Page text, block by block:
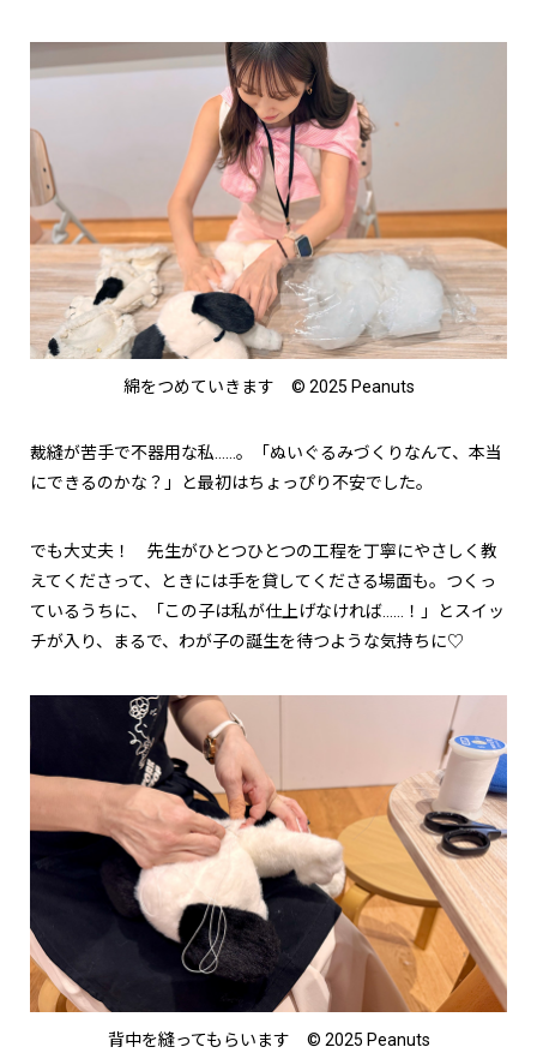
綿をつめていきます © 2025 Peanuts
裁縫が苦手で不器用な私……。「ぬいぐるみづくりなんて、本当
にできるのかな？」と最初はちょっぴり不安でした。
でも大丈夫！ 先生がひとつひとつの工程を丁寧にやさしく教
えてくださって、ときには手を貸してくださる場面も。つくっ
ているうちに、「この子は私が仕上げなければ……！」とスイッ
チが入り、まるで、わが子の誕生を待つような気持ちに♡
背中を縫ってもらいます © 2025 Peanuts